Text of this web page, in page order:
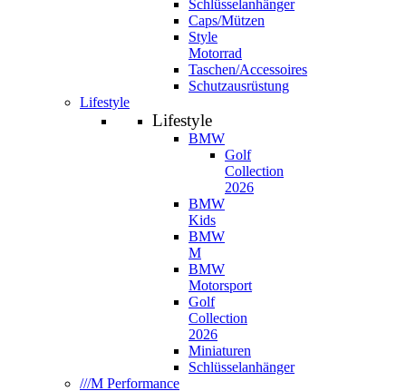
Schlüsselanhänger
Caps/Mützen
Style
Motorrad
Taschen/Accessoires
Schutzausrüstung
Lifestyle
Lifestyle
BMW
Golf
Collection
2026
BMW
Kids
BMW
M
BMW
Motorsport
Golf
Collection
2026
Miniaturen
Schlüsselanhänger
///M Performance